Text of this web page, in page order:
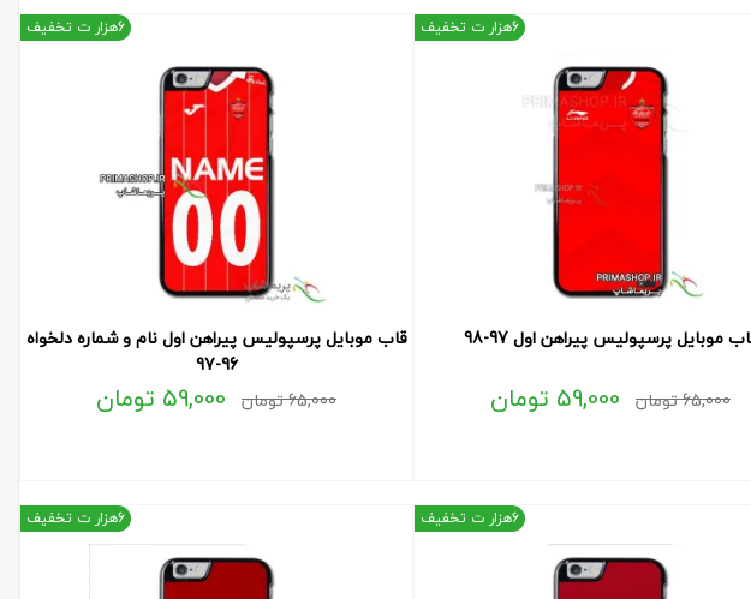
موبایل پرسپولیس پیراهن اول 97-98
65,000تومان تومان
6هزار ت تخفیف
قاب موبایل پرسپولیس پیراهن اول نام و شماره دلخواه
96-97
65,000تومان تومان
6هزار ت تخفیف
6هزار ت تخفیف 6هزار ت تخفیف